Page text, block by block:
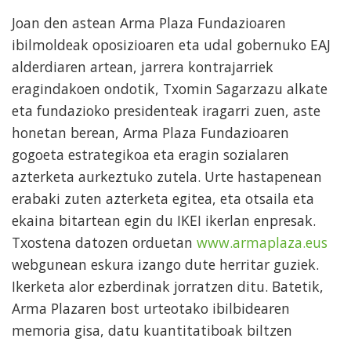
Joan den astean Arma Plaza Fundazioaren
ibilmoldeak oposizioaren eta udal gobernuko EAJ
alderdiaren artean, jarrera kontrajarriek
eragindakoen ondotik, Txomin Sagarzazu alkate
eta fundazioko presidenteak iragarri zuen, aste
honetan berean, Arma Plaza Fundazioaren
gogoeta estrategikoa eta eragin sozialaren
azterketa aurkeztuko zutela. Urte hastapenean
erabaki zuten azterketa egitea, eta otsaila eta
ekaina bitartean egin du IKEI ikerlan enpresak.
Txostena datozen orduetan www.armaplaza.eus
webgunean eskura izango dute herritar guziek.
Ikerketa alor ezberdinak jorratzen ditu. Batetik,
Arma Plazaren bost urteotako ibilbidearen
memoria gisa, datu kuantitatiboak biltzen